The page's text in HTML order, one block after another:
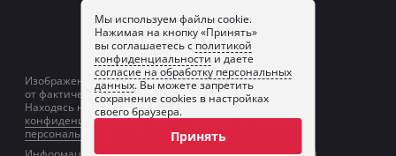
Мы используем файлы cookie.
Нажимая на кнопку «Принять»
вы соглашаетесь с политикой
конфиденциальности и даете
согласие на обработку персональных
данных. Вы можете запретить
сохранение cookies в настройках
своего браузера.
Принять
Заказать звонок
Изображение товаров на сайте может отличаться
от фактического изображения.
Находясь на сайте, вы принимаетеполитику
конфиденциальностии даетесогласие на обработку
персональных данных